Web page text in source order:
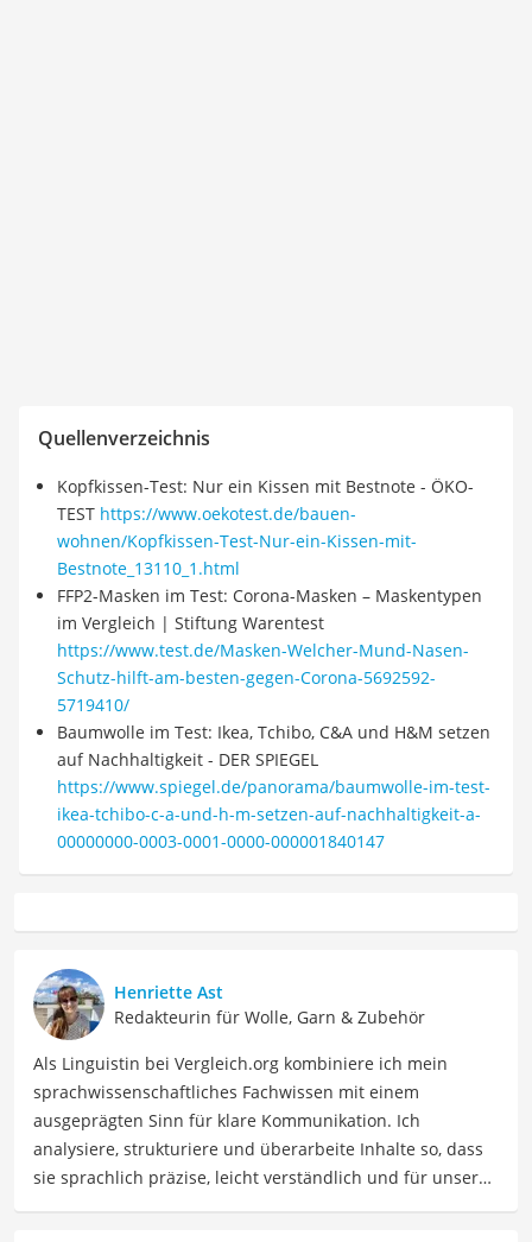
Quellenverzeichnis
Kopfkissen-Test: Nur ein Kissen mit Bestnote - ÖKO-
TEST https://www.oekotest.de/bauen-
wohnen/Kopfkissen-Test-Nur-ein-Kissen-mit-
Bestnote_13110_1.html
FFP2-Masken im Test: Corona-Masken – Maskentypen
im Vergleich | Stiftung Warentest
https://www.test.de/Masken-Welcher-Mund-Nasen-
Schutz-hilft-am-besten-gegen-Corona-5692592-
5719410/
Baumwolle im Test: Ikea, Tchibo, C&A und H&M setzen
auf Nachhaltigkeit - DER SPIEGEL
https://www.spiegel.de/panorama/baumwolle-im-test-
ikea-tchibo-c-a-und-h-m-setzen-auf-nachhaltigkeit-a-
00000000-0003-0001-0000-000001840147
Henriette Ast
Redakteurin für Wolle, Garn & Zubehör
Als Linguistin bei Vergleich.org kombiniere ich mein
sprachwissenschaftliches Fachwissen mit einem
ausgeprägten Sinn für klare Kommunikation. Ich
analysiere, strukturiere und überarbeite Inhalte so, dass
sie sprachlich präzise, leicht verständlich und für unsere